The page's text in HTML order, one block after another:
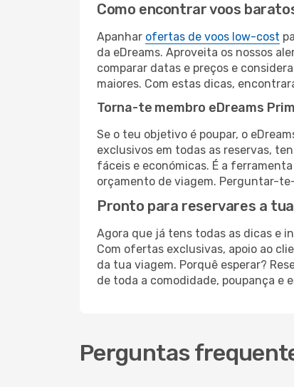
Como encontrar voos
Apanhar ofertas de voos low-cost
da eDreams. Aproveita os nossos
comparar datas e preços e
maiores. Com estas dicas,
Torna-te membro eDreams
Se o teu objetivo é poupar, o
exclusivos em todas as reservas,
fáceis e económicas. É a
orçamento de viagem. Perguntar-
Pronto para reservares a
Agora que já tens todas as dicas e
Com ofertas exclusivas, apoio ao
da tua viagem. Porquê esperar?
de toda a comodidade, poupança e
Perguntas